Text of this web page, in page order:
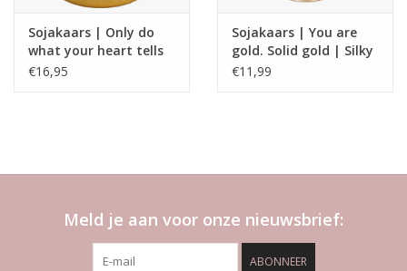
Merken
Sojakaars | Only do
what your heart tells
you | Princes Diana
€16,95
Sojakaars | You are
gold. Solid gold | Silky
Tonka
€11,99
Meld je aan voor onze nieuwsbrief:
ABONNEER